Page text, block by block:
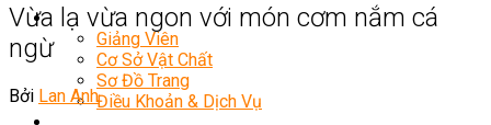
Giới Thiệu
Giảng Viên
Cơ Sở Vật Chất
Sơ Đồ Trang
Điều Khoản & Dịch Vụ
Vừa lạ vừa ngon với món cơm nắm cá
ngừ
Bởi Lan Anh